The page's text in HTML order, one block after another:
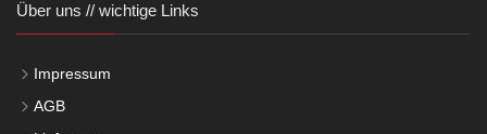
Über uns // wichtige Links
Impressum
AGB